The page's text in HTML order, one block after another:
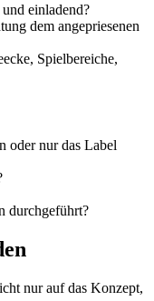
einladend?
dem angepriesenen
Spielbereiche,
oder nur das Label
durchgeführt?
nur auf das Konzept,